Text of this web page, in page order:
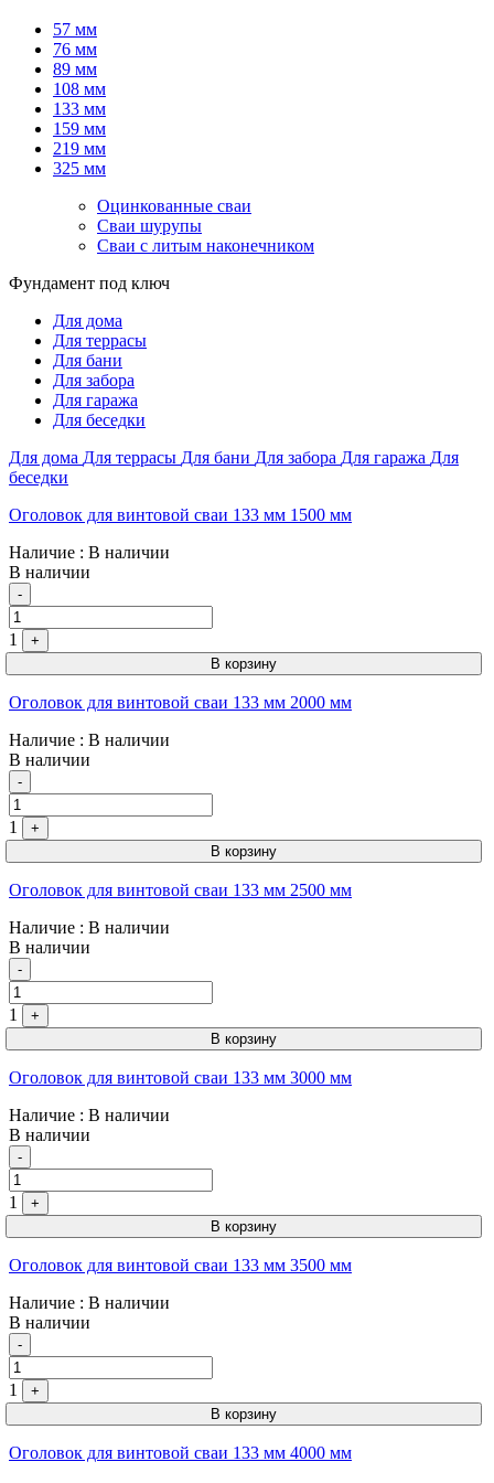
57 мм
76 мм
89 мм
108 мм
133 мм
159 мм
219 мм
325 мм
Оцинкованные сваи
Сваи шурупы
Сваи с литым наконечником
Фундамент под ключ
Для дома
Для террасы
Для бани
Для забора
Для гаража
Для беседки
Для дома Для террасы Для бани Для забора Для гаража Для
беседки
Оголовок для винтовой сваи 133 мм 1500 мм
Наличие : В наличии
В наличии
Quantity
-
1
+
В корзину
Оголовок для винтовой сваи 133 мм 2000 мм
Наличие : В наличии
В наличии
Quantity
-
1
+
В корзину
Оголовок для винтовой сваи 133 мм 2500 мм
Наличие : В наличии
В наличии
Quantity
-
1
+
В корзину
Оголовок для винтовой сваи 133 мм 3000 мм
Наличие : В наличии
В наличии
Quantity
-
1
+
В корзину
Оголовок для винтовой сваи 133 мм 3500 мм
Наличие : В наличии
В наличии
Quantity
-
1
+
В корзину
Оголовок для винтовой сваи 133 мм 4000 мм